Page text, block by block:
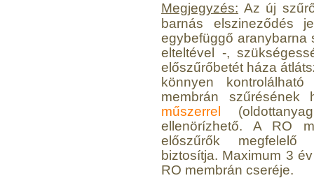
Megjegyzés: Az új
barnás elszineződés
egybefüggő
elteltével -,
előszűrőbetét háza
könnyen
membrán
műszerrel
ellenörízhető. A RO
előszűrők megfelelő
biztosítja. Maximum 3
RO membrán cseréje.